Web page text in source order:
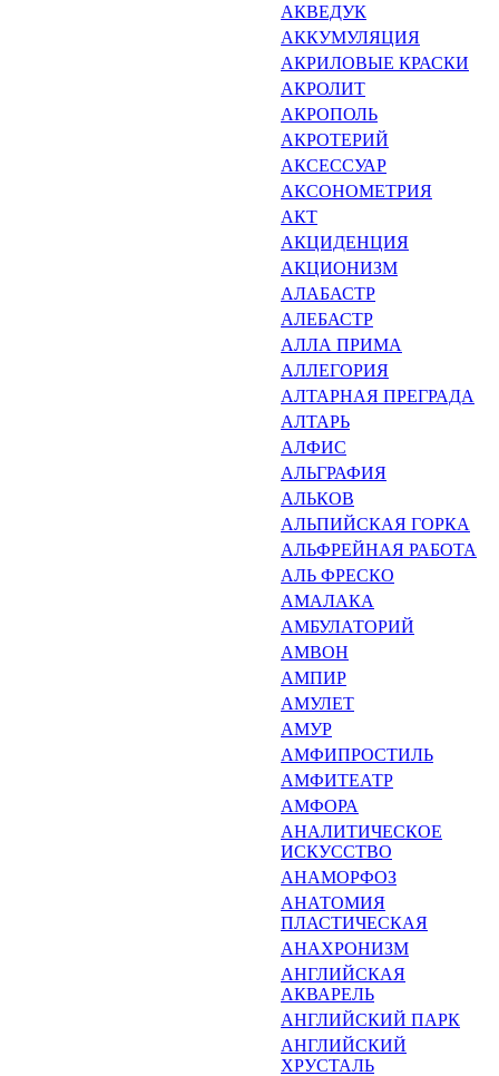
АКВЕДУК
АККУМУЛЯЦИЯ
АКРИЛОВЫЕ КРАСКИ
АКРОЛИТ
АКРОПОЛЬ
АКРОТЕРИЙ
АКСЕССУАР
АКСОНОМЕТРИЯ
АКТ
АКЦИДЕНЦИЯ
АКЦИОНИЗМ
АЛАБАСТР
АЛЕБАСТР
АЛЛА ПРИМА
АЛЛЕГОРИЯ
АЛТАРНАЯ ПРЕГРАДА
АЛТАРЬ
АЛФИС
АЛЬГРАФИЯ
АЛЬКОВ
АЛЬПИЙСКАЯ ГОРКА
АЛЬФРЕЙНАЯ РАБОТА
АЛЬ ФРЕСКО
АМАЛАКА
АМБУЛАТОРИЙ
АМВОН
АМПИР
АМУЛЕТ
АМУР
АМФИПРОСТИЛЬ
АМФИТЕАТР
АМФОРА
АНАЛИТИЧЕСКОЕ
ИСКУССТ­ВО
АНАМОРФОЗ
АНАТОМИЯ
ПЛАСТИЧЕСКАЯ
АНАХРОНИЗМ
АНГЛИЙСКАЯ
АКВАРЕЛЬ
АНГЛИЙСКИЙ ПАРК
АНГЛИЙСКИЙ
ХРУСТАЛЬ